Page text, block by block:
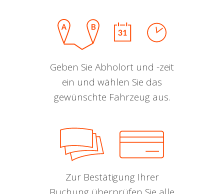
Geben Sie Abholort und -zeit
ein und wählen Sie das
gewünschte Fahrzeug aus.
Zur Bestätigung Ihrer